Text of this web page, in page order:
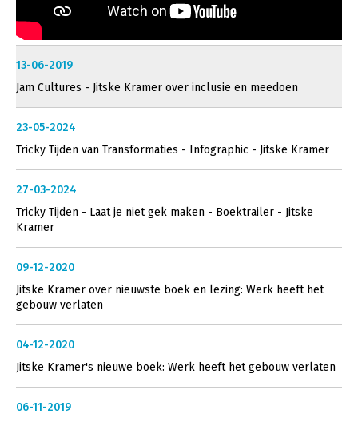
13-06-2019
Jam Cultures - Jitske Kramer over inclusie en meedoen
23-05-2024
Tricky Tijden van Transformaties - Infographic - Jitske Kramer
27-03-2024
Tricky Tijden - Laat je niet gek maken - Boektrailer - Jitske
Kramer
09-12-2020
Jitske Kramer over nieuwste boek en lezing: Werk heeft het
gebouw verlaten
04-12-2020
Jitske Kramer's nieuwe boek: Werk heeft het gebouw verlaten
06-11-2019